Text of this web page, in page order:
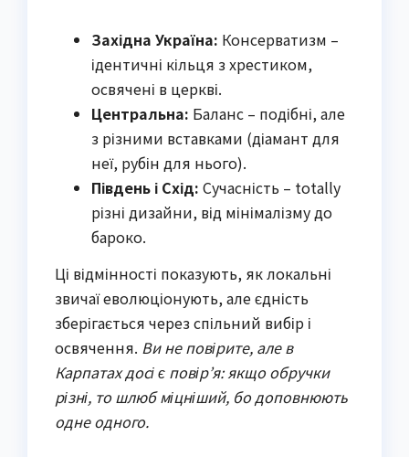
Західна Україна: Консерватизм –
ідентичні кільця з хрестиком,
освячені в церкві.
Центральна: Баланс – подібні, але
з різними вставками (діамант для
неї, рубін для нього).
Південь і Схід: Сучасність – totally
різні дизайни, від мінімалізму до
бароко.
Ці відмінності показують, як локальні
звичаї еволюціонують, але єдність
зберігається через спільний вибір і
освячення. Ви не повірите, але в
Карпатах досі є повір’я: якщо обручки
різні, то шлюб міцніший, бо доповнюють
одне одного.